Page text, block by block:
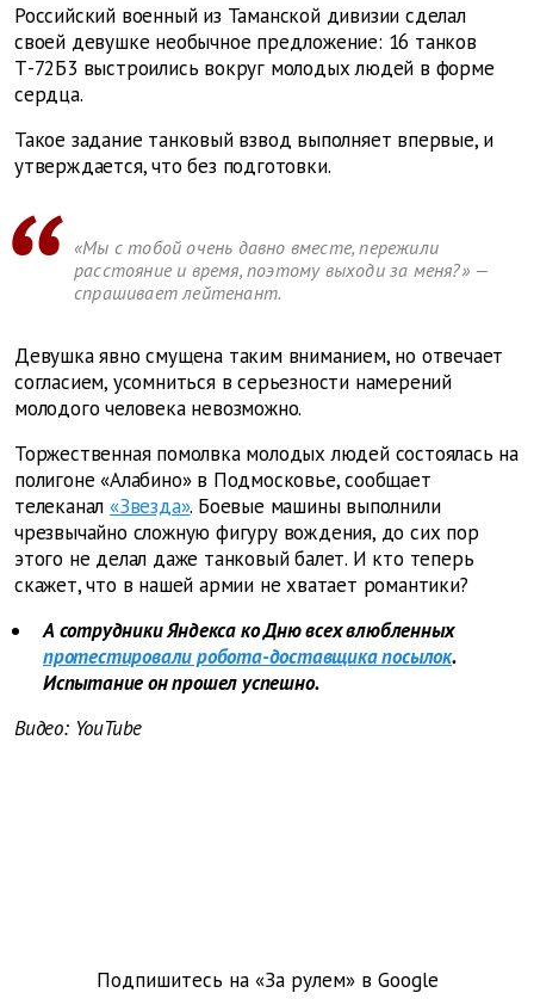
Российский военный из Таманской дивизии сделал
своей девушке необычное предложение: 16 танков
Т-72Б3 выстроились вокруг молодых людей в форме
сердца.
Такое задание танковый взвод выполняет впервые, и
утверждается, что без подготовки.
«Мы с тобой очень давно вместе, пережили
расстояние и время, поэтому выходи за меня?» —
спрашивает лейтенант.
Девушка явно смущена таким вниманием, но отвечает
согласием, усомниться в серьезности намерений
молодого человека невозможно.
Торжественная помолвка молодых людей состоялась на
полигоне «Алабино» в Подмосковье, сообщает
телеканал «Звезда». Боевые машины выполнили
чрезвычайно сложную фигуру вождения, до сих пор
этого не делал даже танковый балет. И кто теперь
скажет, что в нашей армии не хватает романтики?
А сотрудники Яндекса ко Дню всех влюбленных
протестировали робота-доставщика посылок.
Испытание он прошел успешно.
Видео: YouTube
Подпишитесь на «За рулем» в Google